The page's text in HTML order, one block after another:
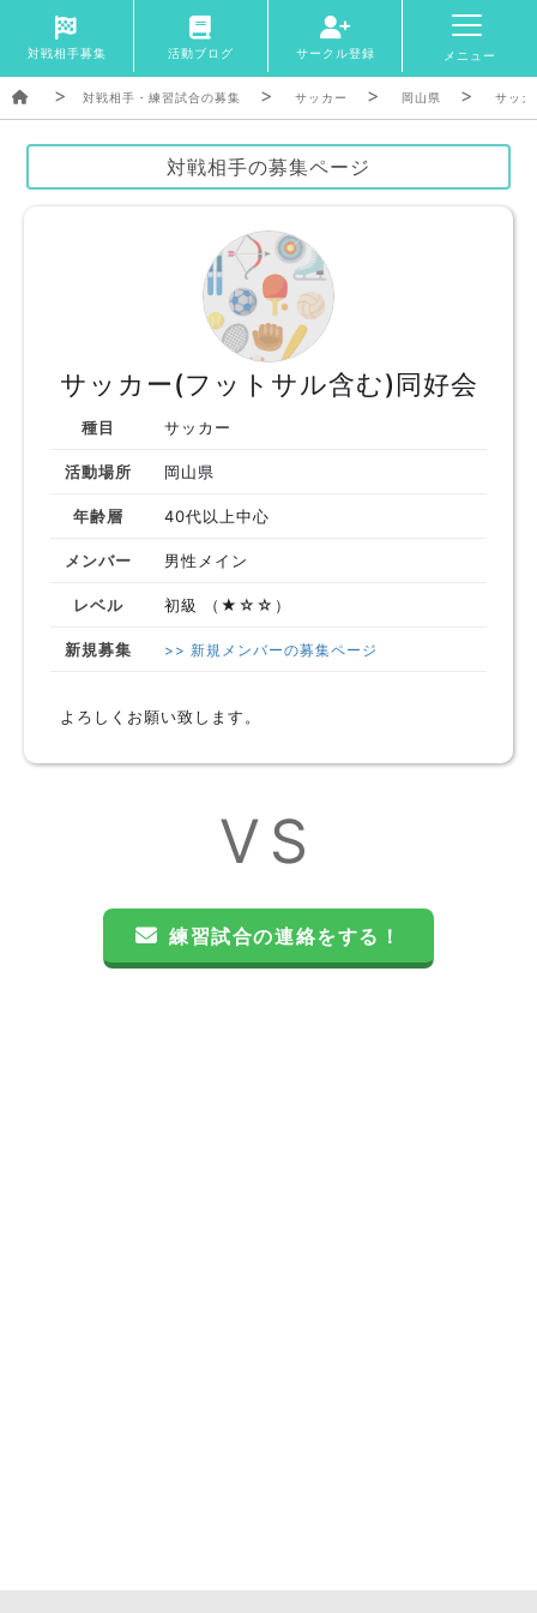
対戦相手募集 活動ブログ サークル登録 メニュー
対戦相手・練習試合の募集 サッカー 岡山県 サッ
対戦相手の募集ページ
サッカー(フットサル含む)同好会
種目 サッカー
活動場所 岡山県
年齢層 40代以上中心
メンバー 男性メイン
レベル 初級 （★☆☆）
新規募集 >> 新規メンバーの募集ページ
よろしくお願い致します。
VS
練習試合の連絡をする！